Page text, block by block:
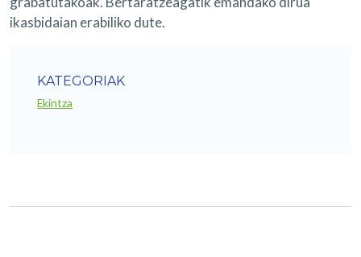
ikasbidaian erabiliko dute.
KATEGORIAK
Ekintza